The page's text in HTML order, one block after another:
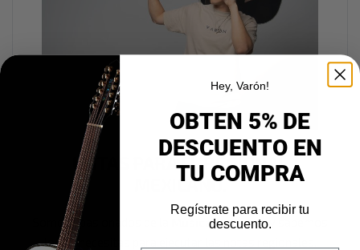
LISTAS PARA EL REGIONAL
MEXICANO.
Somos apasionados de la Música Mexicanay sabemos
lo que necesitas para ejecutar las notas regionales.
Hey, Varón!
OBTEN 5% DE
DESCUENTO EN
TU COMPRA
Regístrate para recibir tu
descuento.